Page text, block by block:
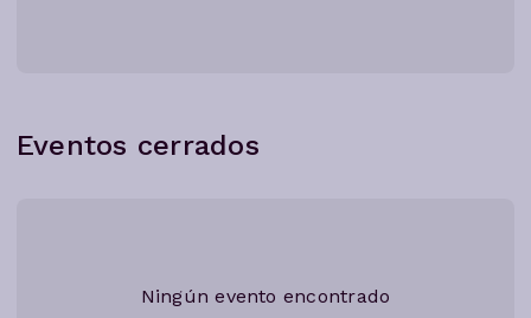
Eventos cerrados
Ningún evento encontrado